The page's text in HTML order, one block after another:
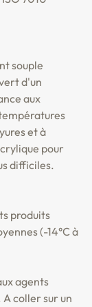
souple
d'un
aux
et à
pour
difficiles.
produits
(-14°C à
agents
coller sur un